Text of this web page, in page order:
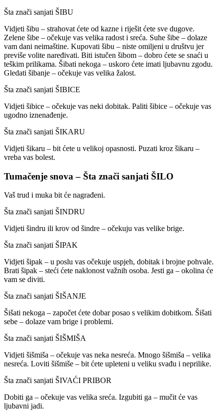
Šta znači sanjati ŠIBU
Vidjeti šibu – strahovat ćete od kazne i riješit ćete sve dugove.
Zelene šibe – očekuje vas velika radost i sreća. Suhe šibe – dolaze
vam dani neimaštine. Kupovati šibu – niste omiljeni u društvu jer
previše volite naređivati. Biti istučen šibom – dobro ćete se snaći u
teškim prilikama. Šibati nekoga – uskoro ćete imati ljubavnu zgodu.
Gledati šibanje – očekuje vas velika žalost.
Šta znači sanjati ŠIBICE
Vidjeti šibice – očekuje vas neki dobitak. Paliti šibice – očekuje vas
ugodno iznenađenje.
Šta znači sanjati ŠIKARU
Vidjeti šikaru – bit ćete u velikoj opasnosti. Puzati kroz šikaru –
vreba vas bolest.
Tumačenje snova – Šta znači sanjati ŠILO
Vaš trud i muka bit će nagrađeni.
Šta znači sanjati ŠINDRU
Vidjeti šindru ili krov od šindre – očekuju vas velike brige.
Šta znači sanjati ŠIPAK
Vidjeti šipak – u poslu vas očekuje uspjeh, dobitak i brojne pohvale.
Brati šipak – steći ćete naklonost važnih osoba. Jesti ga – okolina će
vam se diviti.
Šta znači sanjati ŠIŠANJE
Šišati nekoga – započet ćete dobar posao s velikim dobitkom. Šišati
sebe – dolaze vam brige i problemi.
Šta znači sanjati ŠIŠMIŠA
Vidjeti šišmiša – očekuje vas neka nesreća. Mnogo šišmiša – velika
nesreća. Loviti šišmiše – bit ćete upleteni u veliku svađu i neprilike.
Šta znači sanjati ŠIVAĆI PRIBOR
Dobiti ga – očekuje vas velika sreća. Izgubiti ga – mučit će vas
ljubavni jadi.